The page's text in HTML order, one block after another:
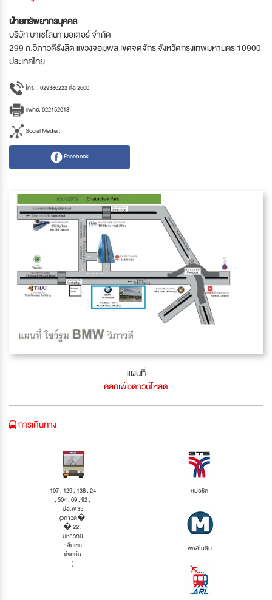
ฝ่ายทรัพยากรบุคคล
บริษัท บาเซโลนา มอเตอร์ จำกัด
299 ถ.วิภาวดีรังสิต แขวงจอมพล เขตจตุจักร จังหวัดกรุงเทพมหานคร 10900
ประเทศไทย
โทร. : 029386222 ต่อ 2600
แฟกซ์. 022152018
Social Media :
Facebook
แผนที่
คลิกเพื่อดาวน์โหลด
การเดินทาง
107 , 129 , 138 , 24
, 504 , 69 , 92 ,
ปอ.พ 35
(วิภาวด�
� 22 ,
มหาวิทย
าลัยเซน
ต์จอห์น
)
หมอชิต
พหลโยธิน